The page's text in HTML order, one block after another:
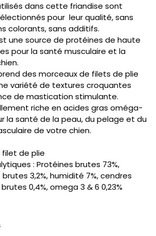
dans cette friandise sont
pour leur qualité, sans
colorants, sans additifs.
une source de protéines de haute
pour la santé musculaire et la
des morceaux de filets de plie
variété de textures croquantes
de mastication stimulante.
riche en acides gras oméga-
la santé de la peau, du pelage et du
de votre chien.
filet de plie
: Protéines brutes 73%,
3,2%, humidité 7%, cendres
0,4%, omega 3 & 6 0,23%